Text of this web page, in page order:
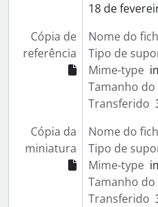
18 de
Cópia de
referência
Nome do
Tipo de
Mime-type
Tamanho
Transferido
Cópia da
miniatura
Nome do
Tipo de
Mime-type
Tamanho
Transferido